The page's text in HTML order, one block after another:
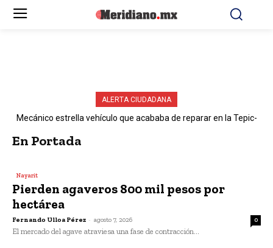
ALERTA CIUDADANA
Mecánico estrella vehículo que acababa de reparar en la Tepic-
En Portada
Nayarit
Pierden agaveros 800 mil pesos por
hectárea
Fernando Ulloa Pérez - agosto 7, 2026 0
El mercado del agave atraviesa una fase de contracción...